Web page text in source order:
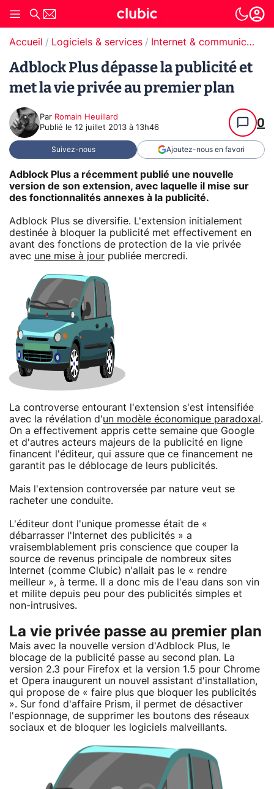
Accueil Logiciels & services Internet & communication
Adblock Plus dépasse la publicité et
met la vie privée au premier plan
Par Romain Heuillard
Publié le 12 juillet 2013 à 13h46 0
Suivez-nous Ajoutez-nous en favori
Adblock Plus a récemment publié une nouvelle
version de son extension, avec laquelle il mise sur
des fonctionnalités annexes à la publicité.
Adblock Plus se diversifie. L'extension initialement
destinée à bloquer la publicité met effectivement en
avant des fonctions de protection de la vie privée
avec une mise à jour publiée mercredi.
La controverse entourant l'extension s'est intensifiée
avec la révélation d'un modèle économique paradoxal .
On a effectivement appris cette semaine que Google
et d'autres acteurs majeurs de la publicité en ligne
financent l'éditeur, qui assure que ce financement ne
garantit pas le déblocage de leurs publicités.
Mais l'extension controversée par nature veut se
racheter une conduite.
L'éditeur dont l'unique promesse était de «
débarrasser l'Internet des publicités » a
vraisemblablement pris conscience que couper la
source de revenus principale de nombreux sites
Internet (comme Clubic) n'allait pas le « rendre
meilleur », à terme. Il a donc mis de l'eau dans son vin
et milite depuis peu pour des publicités simples et
non-intrusives.
La vie privée passe au premier plan
Mais avec la nouvelle version d'Adblock Plus, le
blocage de la publicité passe au second plan. La
version 2.3 pour Firefox et la version 1.5 pour Chrome
et Opera inaugurent un nouvel assistant d'installation,
qui propose de « faire plus que bloquer les publicités
». Sur fond d'affaire Prism, il permet de désactiver
l'espionnage, de supprimer les boutons des réseaux
sociaux et de bloquer les logiciels malveillants.